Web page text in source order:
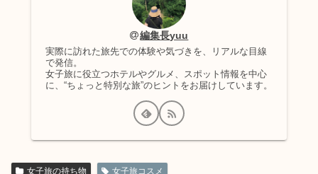
編集長yuu
実際に訪れた旅先での体験や気づきを、リアルな目線
で発信。
女子旅に役立つホテルやグルメ、スポット情報を中心
に、“ちょっと特別な旅”のヒントをお届けしています。
女子旅の持ち物 女子旅コスメ